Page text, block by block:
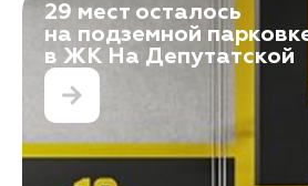
29 мест осталось
на подземной
в ЖК На Депутатской